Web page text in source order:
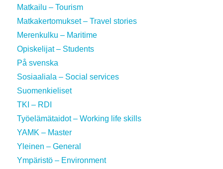
Matkailu – Tourism
Matkakertomukset – Travel stories
Merenkulku – Maritime
Opiskelijat – Students
På svenska
Sosiaaliala – Social services
Suomenkieliset
TKI – RDI
Työelämätaidot – Working life skills
YAMK – Master
Yleinen – General
Ympäristö – Environment